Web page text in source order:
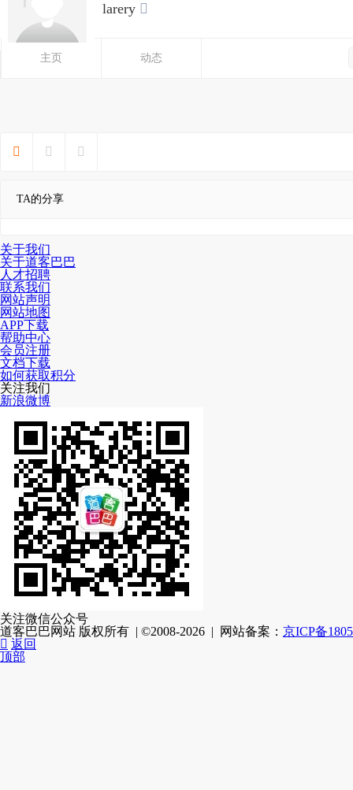
larery 
主页 动态
  
TA的分享
关于我们
关于道客巴巴
人才招聘
联系我们
网站声明
网站地图
APP下载
帮助中心
会员注册
文档下载
如何获取积分
关注我们
新浪微博
关注微信公众号
道客巴巴网站 版权所有 | ©2008-2026 | 网站备案： 京ICP备
 返回
顶部